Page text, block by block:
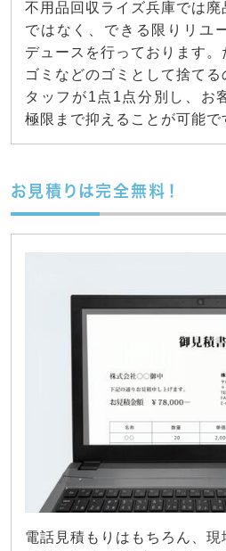
不用品回収ライズ兵庫では
ではなく、できる限りリユ
デュースを行っております
ゴミなどのゴミとして捨て
タッフが1点1点分別し、お
極限まで抑えることが可能で
お見積りは完全無料！
電話見積もりはもちろん、